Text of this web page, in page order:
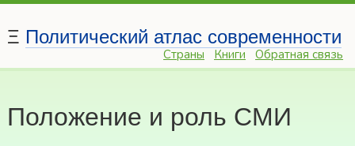
Ξ Политический атлас современности
Страны Книги Обратная связь
Положение и роль СМИ